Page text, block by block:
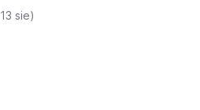
13 sie)